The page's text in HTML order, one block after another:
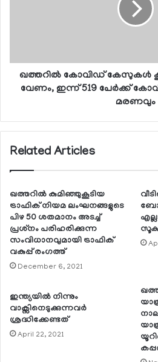
ഖത്തറില്‍ കോവിഡ് കേസുകള്‍
വേണം, ഇന്ന് 519 പേര്‍ക്ക്
മരണവും
Related Articles
ഖത്തറില്‍ കുമിഞ്ഞുകൂടിയ
ട്രാഫിക് നിയമ ലംഘനങ്ങളുടെ
പിഴ 50 ശതമാനം അടച്ച്
പ്രശ്‌നം പരിഹരിക്കുന്ന
സംവിധാനവുമായി ട്രാഫിക്
വകുപ്പ് രംഗത്ത്
December 6, 2021
ഇന്ത്യയില്‍ നിന്നും
വാക്സിനെടുക്കുന്നവര്‍
ശ്രദ്ധിക്കേണ്ടത്
April 22, 2021